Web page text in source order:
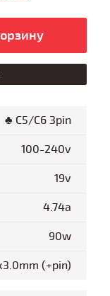
♣ C5/C6 3pin
100-240v
19v
4.74a
90w
(+pin)